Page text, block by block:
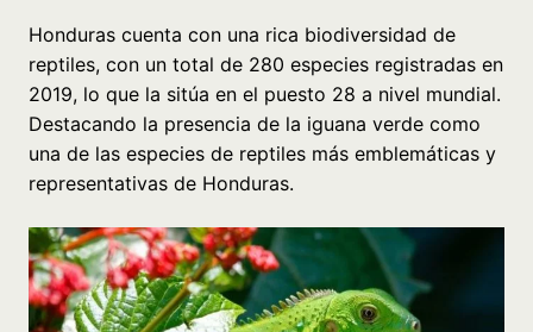
Honduras cuenta con una rica biodiversidad de
reptiles, con un total de 280 especies registradas en
2019, lo que la sitúa en el puesto 28 a nivel mundial.
Destacando la presencia de la iguana verde como
una de las especies de reptiles más emblemáticas y
representativas de Honduras.